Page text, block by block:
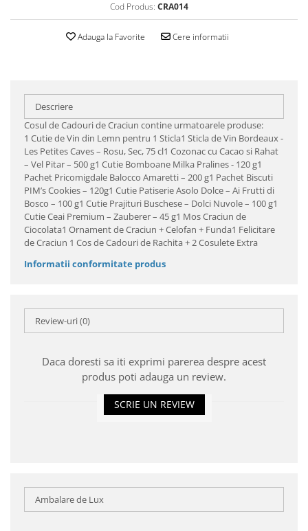
Cod Produs: CRA014
Adauga la Favorite Cere informatii
Descriere
Cosul de Cadouri de Craciun contine urmatoarele produse:
1 Cutie de Vin din Lemn pentru 1 Sticla1 Sticla de Vin Bordeaux -
Les Petites Caves – Rosu, Sec, 75 cl1 Cozonac cu Cacao si Rahat
– Vel Pitar – 500 g1 Cutie Bomboane Milka Pralines - 120 g1
Pachet Pricomigdale Balocco Amaretti – 200 g1 Pachet Biscuti
PIM’s Cookies – 120g1 Cutie Patiserie Asolo Dolce – Ai Frutti di
Bosco – 100 g1 Cutie Prajituri Buschese – Dolci Nuvole – 100 g1
Cutie Ceai Premium – Zauberer – 45 g1 Mos Craciun de
Ciocolata1 Ornament de Craciun + Celofan + Funda1 Felicitare
de Craciun 1 Cos de Cadouri de Rachita + 2 Cosulete Extra
Informatii conformitate produs
Review-uri(0)
Daca doresti sa iti exprimi parerea despre acest
produs poti adauga un review.
SCRIE UN REVIEW
Ambalare de Lux